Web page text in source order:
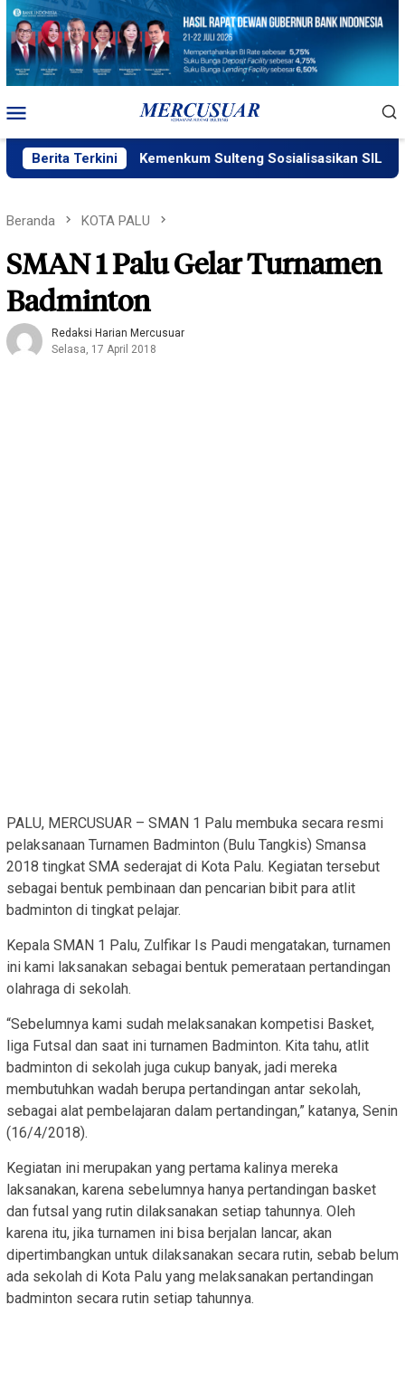
Loncat
konten
Mobile
Berita TerkiniKemenkum Sulteng Sosialisasikan SILAKUM
Beranda KOTA PALU
SMAN 1 Palu Gelar Turnamen
Badminton
Redaksi Harian Mercusuar
Selasa, 17 April 2018
PALU, MERCUSUAR – SMAN 1 Palu membuka secara resmi
pelaksanaan Turnamen Badminton (Bulu Tangkis) Smansa
2018 tingkat SMA sederajat di Kota Palu. Kegiatan tersebut
sebagai bentuk pembinaan dan pencarian bibit para atlit
badminton di tingkat pelajar.
Kepala SMAN 1 Palu, Zulfikar Is Paudi mengatakan, turnamen
ini kami laksanakan sebagai bentuk pemerataan pertandingan
olahraga di sekolah.
“Sebelumnya kami sudah melaksanakan kompetisi Basket,
liga Futsal dan saat ini turnamen Badminton. Kita tahu, atlit
badminton di sekolah juga cukup banyak, jadi mereka
membutuhkan wadah berupa pertandingan antar sekolah,
sebagai alat pembelajaran dalam pertandingan,” katanya, Senin
(16/4/2018).
Kegiatan ini merupakan yang pertama kalinya mereka
laksanakan, karena sebelumnya hanya pertandingan basket
dan futsal yang rutin dilaksanakan setiap tahunnya. Oleh
karena itu, jika turnamen ini bisa berjalan lancar, akan
dipertimbangkan untuk dilaksanakan secara rutin, sebab belum
ada sekolah di Kota Palu yang melaksanakan pertandingan
badminton secara rutin setiap tahunnya.